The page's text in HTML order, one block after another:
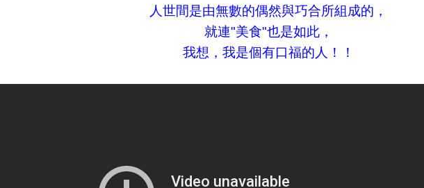
人世間是由無數的偶然與巧合所組成的，
就連"美食"也是如此，
我想，我是個有口福的人！！